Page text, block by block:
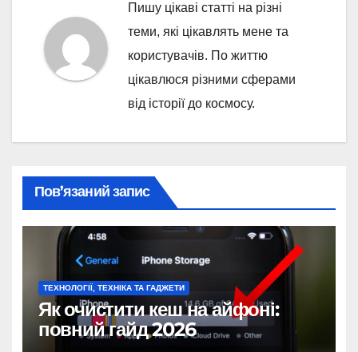
Пишу цікаві статті на різні
теми, які цікавлять мене та
користувачів. По життю
цікавлюся різними сферами
від історії до космосу.
Пов’язаний запис
ТЕХНОЛОГІЇ, ТЕХНІКА ТА ГАДЖЕТИ
Як очистити кеш на айфоні:
повний гайд 2026